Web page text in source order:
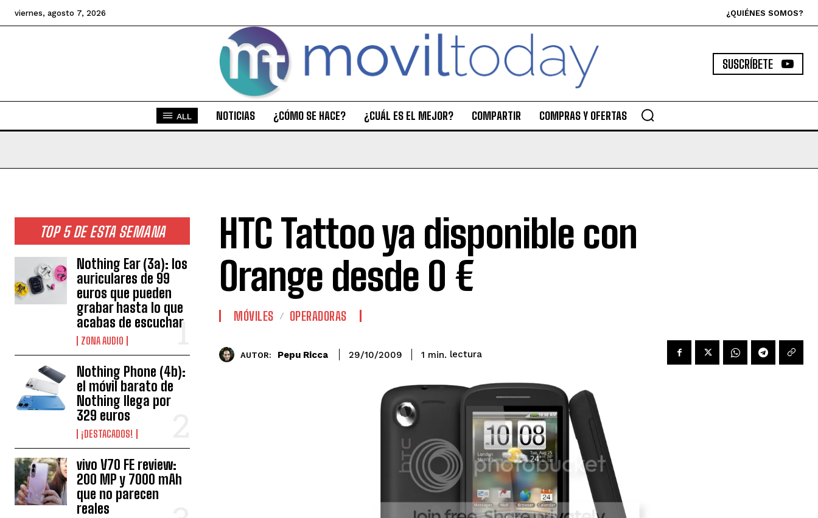
viernes, agosto 7, 2026 ¿QUIÉNES SOMOS?
SUSCRÍBETE
ALL NOTICIAS ¿CÓMO SE HACE? ¿CUÁL ES EL MEJOR? COMPARTIR COMPRAS Y OFERTAS
TOP 5 DE ESTA SEMANA
Nothing Ear (3a): los
auriculares de 99
euros que pueden
grabar hasta lo que
acabas de escuchar
ZONA AUDIO
Nothing Phone (4b):
el móvil barato de
Nothing llega por
329 euros
¡DESTACADOS!
vivo V70 FE review:
200 MP y 7000 mAh
que no parecen
reales
HTC Tattoo ya disponible con
Orange desde 0 €
MÓVILES OPERADORAS
AUTOR: Pepu Ricca 29/10/2009 1 min. lectura